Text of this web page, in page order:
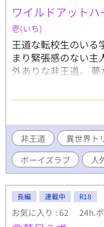
ワイルドアットハ
壱(いち)
王道な転校生のいる
まり緊張感のない主
外ありな非王道。 夢
あ、そうそう起き
です。 →※印は王道
な方はご注意くだ
す。 →BLですが女
非王道 異世界ト
ボーイズラブ
人
長編 連載中 R18
お気に入り : 62 24h.